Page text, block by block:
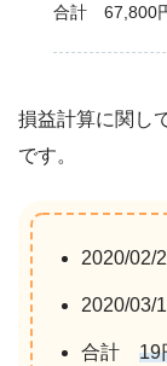
合計 67,800
損益計算に関し
です。
2020/
2020/
合計 19